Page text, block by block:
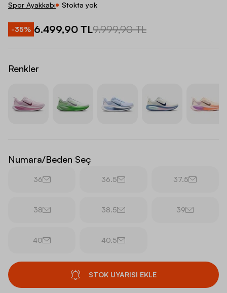
Spor Ayakkabı Stokta yok
-35% 6.499,90 TL9.999,90 TL
Renkler
Numara/Beden Seç
36 36.5 37.5
38 38.5 39
40 40.5
STOK UYARISI EKLE